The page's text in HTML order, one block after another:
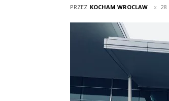
PRZEZ KOCHAM WROCLAW 28